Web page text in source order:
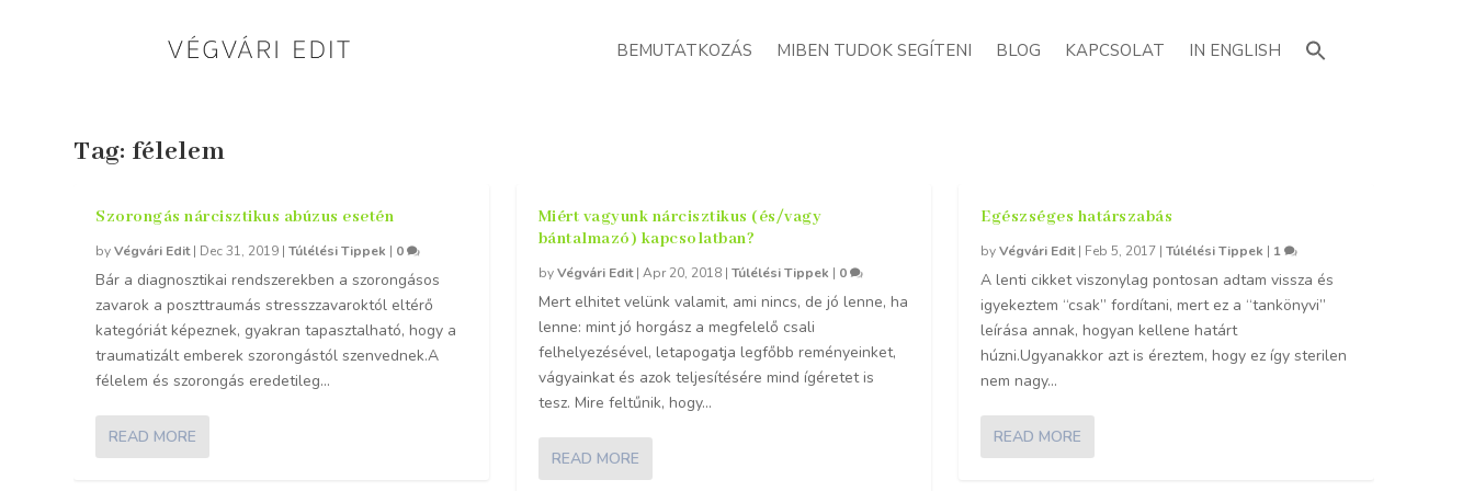
BEMUTATKOZÁS MIBEN TUDOK SEGÍTENI BLOG KAPCSOLAT IN ENGLISH
Tag: félelem
Szorongás nárcisztikus abúzus esetén
byVégvári Edit| Dec 31, 2019 |Túlélési Tippek | 0
Bár a diagnosztikai rendszerekben a szorongásos
zavarok a poszttraumás stresszzavaroktól eltérő
kategóriát képeznek, gyakran tapasztalható, hogy a
traumatizált emberek szorongástól szenvednek.A
félelem és szorongás eredetileg...
READ MORE
Miért vagyunk nárcisztikus (és/vagy
bántalmazó) kapcsolatban?
byVégvári Edit| Apr 20, 2018| Túlélési Tippek | 0
Mert elhitet velünk valamit, ami nincs, de jó lenne, ha
lenne: mint jó horgász a megfelelő csali
felhelyezésével, letapogatja legfőbb reményeinket,
vágyainkat és azok teljesítésére mind ígéretet is
tesz. Mire feltűnik, hogy...
READ MORE
Egészséges határszabás
byVégvári Edit| Feb 5, 2017 |Túlélési Tippek | 1
A lenti cikket viszonylag pontosan adtam vissza és
igyekeztem “csak” fordítani, mert ez a “tankönyvi”
leírása annak, hogyan kellene határt
húzni.Ugyanakkor azt is éreztem, hogy ez így sterilen
nem nagy...
READ MORE